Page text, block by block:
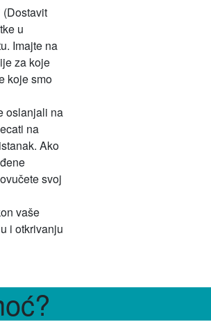
u
Imajte na
za koje
koje smo
oslanjali na
na
Ako
svoj
vaše
i otkrivanju